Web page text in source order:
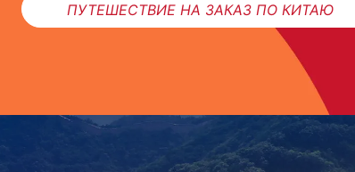
ПУТЕШЕСТВИЕ НА ЗАКАЗ ПО КИТАЮ